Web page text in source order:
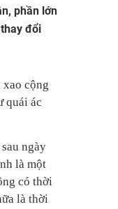
phần lớn
đổi
cộng
quái ác
ngày
là một
có thời
là thời